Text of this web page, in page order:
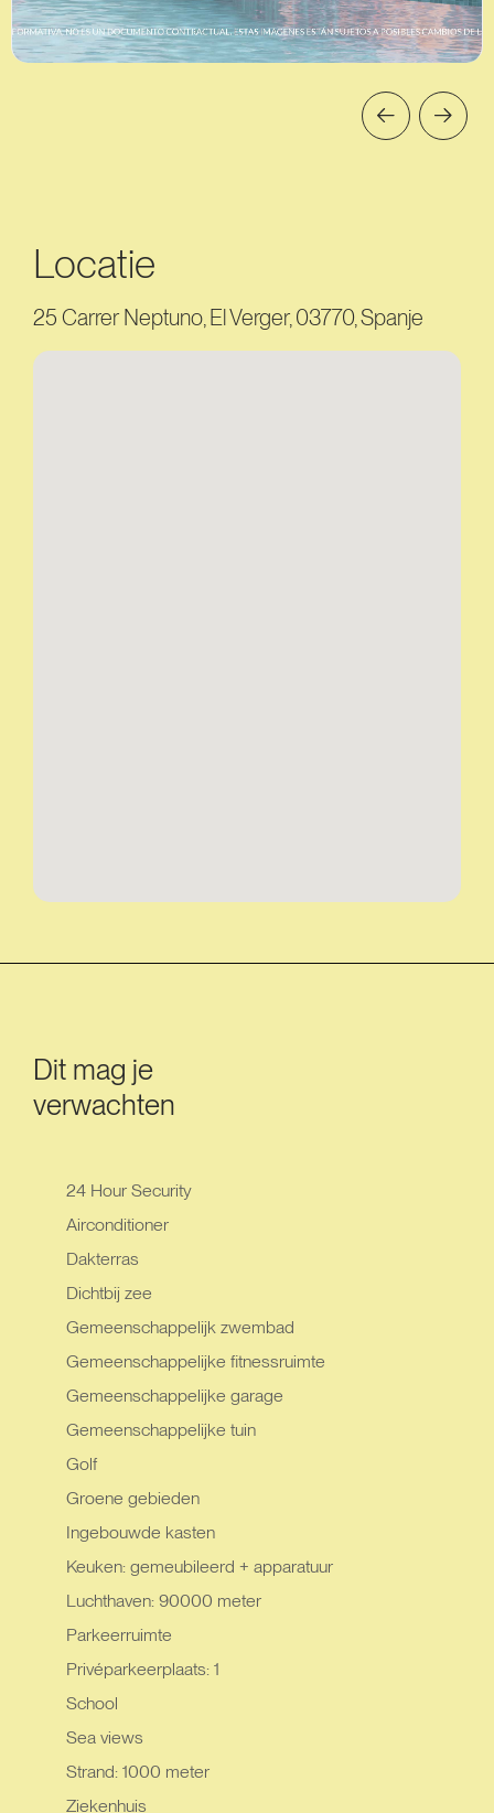
Locatie
25 Carrer Neptuno, El Verger, 03770, Spanje
Dit mag je
verwachten
24 Hour Security
Airconditioner
Dakterras
Dichtbij zee
Gemeenschappelijk zwembad
Gemeenschappelijke fitnessruimte
Gemeenschappelijke garage
Gemeenschappelijke tuin
Golf
Groene gebieden
Ingebouwde kasten
Keuken: gemeubileerd + apparatuur
Luchthaven: 90000 meter
Parkeerruimte
Privéparkeerplaats: 1
School
Sea views
Strand: 1000 meter
Ziekenhuis